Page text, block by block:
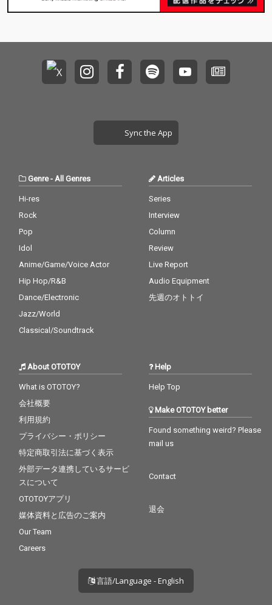
Sync the App
Genre- All Genres
Hi-res
Rock
Pop
Idol
Anime/Game/Voice Actor
Hip Hop/R&B
Dance/Electronic
Jazz/World
Classical/Soundtrack
Articles
Series
Interview
Column
Review
Live Report
Audio Equipment
先週のオトトイ
About OTOTOY
What is OTOTOY?
会社概要
利用規約
プライバシー・ポリシー
特定商取引法に基づく表示
外部データ連携しているサービ
スについて
OTOTOYアプリ
媒体資料と広告のご案内
Our Team
Careers
Help
Help Top
Make OTOTOY better
Found something weird? Please
mail us
Contact
退会
言語/Language - English